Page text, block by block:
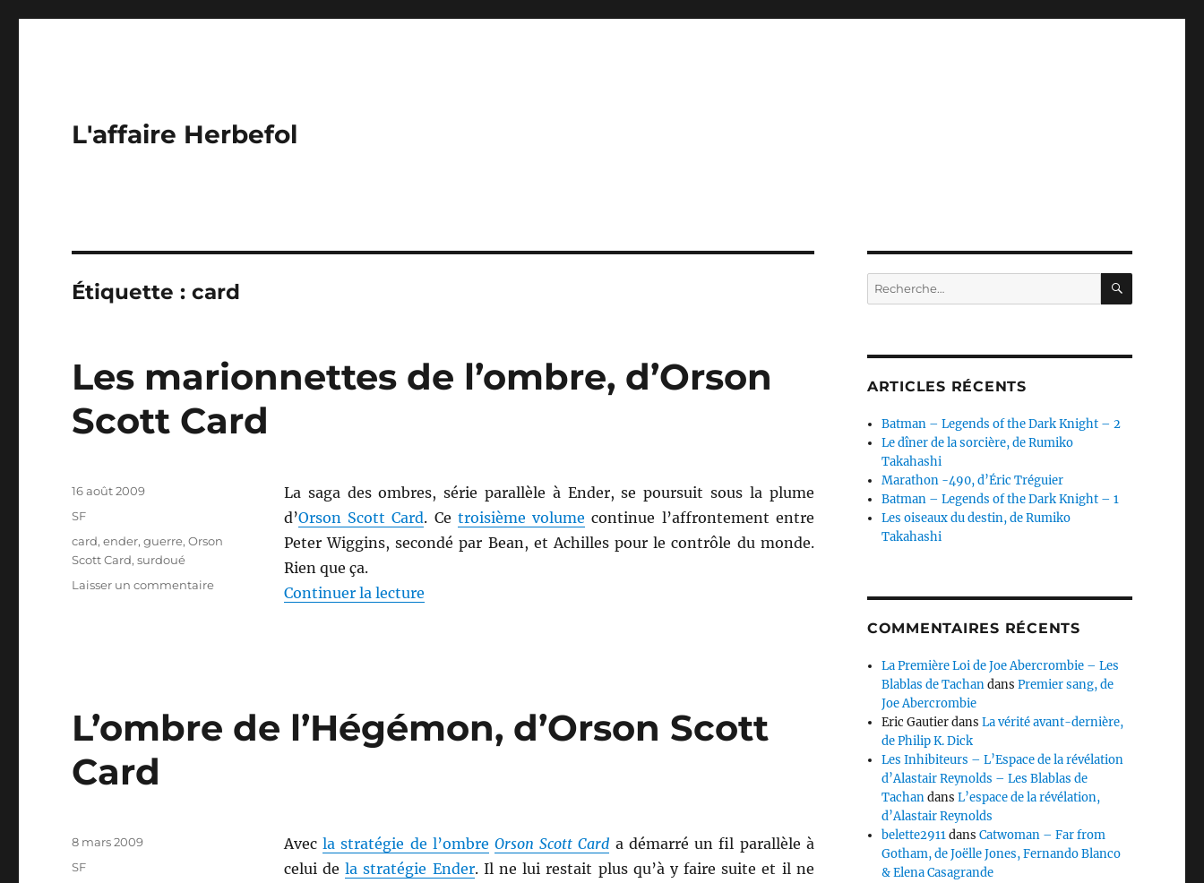
L'affaire Herbefol
Étiquette :card
Les marionnettes de l’ombre, d’Orson
Scott Card
La saga des ombres, série parallèle à Ender, se poursuit sous la plume
d’Orson Scott Card. Ce troisième volume continue l’affrontement entre
Peter Wiggins, secondé par Bean, et Achilles pour le contrôle du monde.
Rien que ça.
Continuer la lecturede « Les marionnettes de l’ombre, d’Orson Scott Card »
Publié
16 août 2009
Catégories
SF
Étiquettes
card,ender,guerre,Orson
Scott Card,surdoué
Laisser un commentairesur
L’ombre de l’Hégémon, d’Orson Scott
Card
Avecla stratégie de l’ombre Orson Scott Card a démarré un fil parallèle à
celui dela stratégie Ender. Il ne lui restait plus qu’à y faire suite et il ne
Publié
8 mars 2009
Catégories
SF
Recherche
pour :
ARTICLES RÉCENTS
Batman – Legends of the Dark Knight – 2
Le dîner de la sorcière, de Rumiko
Takahashi
Marathon -490, d’Éric Tréguier
Batman – Legends of the Dark Knight – 1
Les oiseaux du destin, de Rumiko
Takahashi
COMMENTAIRES RÉCENTS
La Première Loi de Joe Abercrombie – Les
Blablas de TachandansPremier sang, de
Joe Abercrombie
Eric GautierdansLa vérité avant-dernière,
de Philip K. Dick
Les Inhibiteurs – L’Espace de la révélation
d’Alastair Reynolds – Les Blablas de
TachandansL’espace de la révélation,
d’Alastair Reynolds
belette2911dansCatwoman – Far from
Gotham, de Joëlle Jones, Fernando Blanco
& Elena Casagrande